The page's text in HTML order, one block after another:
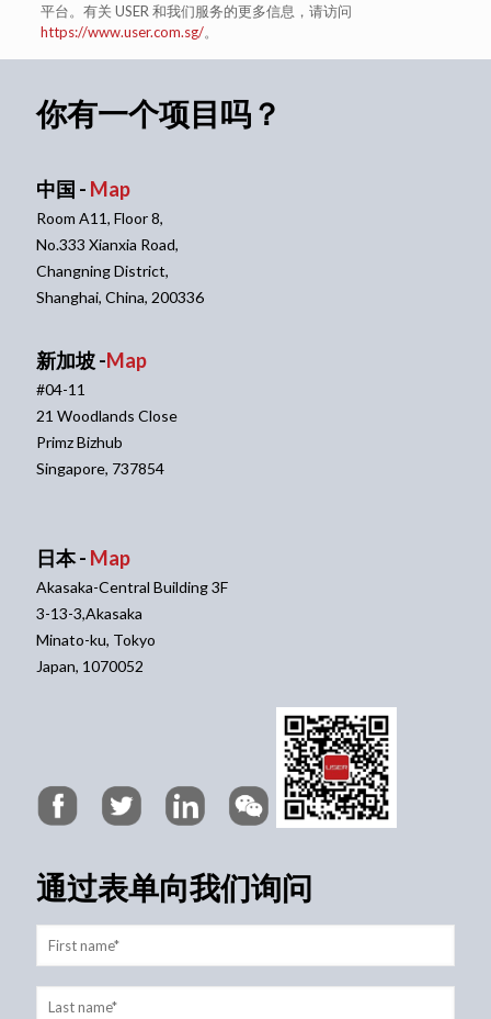
平台。有关 USER 和我们服务的更多信息，请访问
https://www.user.com.sg/。
你有一个项目吗？
中国 - Map
Room A11, Floor 8,
No.333 Xianxia Road,
Changning District,
Shanghai, China, 200336
新加坡 -Map
#04-11
21 Woodlands Close
Primz Bizhub
Singapore, 737854
日本 - Map
Akasaka-Central Building 3F
3-13-3,Akasaka
Minato-ku, Tokyo
Japan, 1070052
通过表单向我们询问